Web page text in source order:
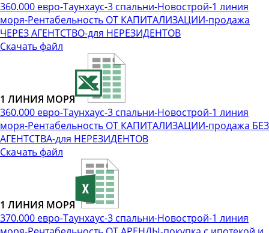
360.000 евро-Таунхаус-3 спальни-Новострой-1 линия
моря-Рентабельность ОТ КАПИТАЛИЗАЦИИ-продажа
ЧЕРЕЗ АГЕНТСТВО-для НЕРЕЗИДЕНТОВ
Скачать файл
1 ЛИНИЯ МОРЯ
360.000 евро-Таунхаус-3 спальни-Новострой-1 линия
моря-Рентабельность ОТ КАПИТАЛИЗАЦИИ-продажа БЕЗ
АГЕНТСТВА-для НЕРЕЗИДЕНТОВ
Скачать файл
1 ЛИНИЯ МОРЯ
370.000 евро-Таунхаус-3 спальни-Новострой-1 линия